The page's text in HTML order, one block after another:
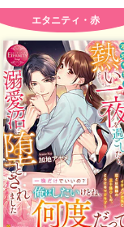
エタニティ・赤